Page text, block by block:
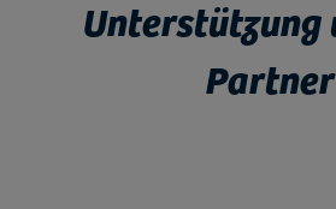
Unterstützung
Partner